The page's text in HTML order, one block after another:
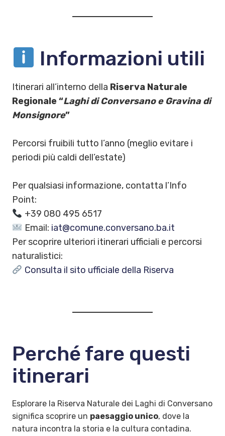
Informazioni utili
Itinerari all’interno della Riserva Naturale
Regionale “Laghi di Conversano e Gravina di
Monsignore”
Percorsi fruibili tutto l’anno (meglio evitare i
periodi più caldi dell’estate)
Per qualsiasi informazione, contatta l’Info
Point:
+39 080 495 6517
Email: iat@comune.conversano.ba.it
Per scoprire ulteriori itinerari ufficiali e percorsi
naturalistici:
Consulta il sito ufficiale della Riserva
Perché fare questi
itinerari
Esplorare la Riserva Naturale dei Laghi di Conversano
significa scoprire un paesaggio unico, dove la
natura incontra la storia e la cultura contadina.